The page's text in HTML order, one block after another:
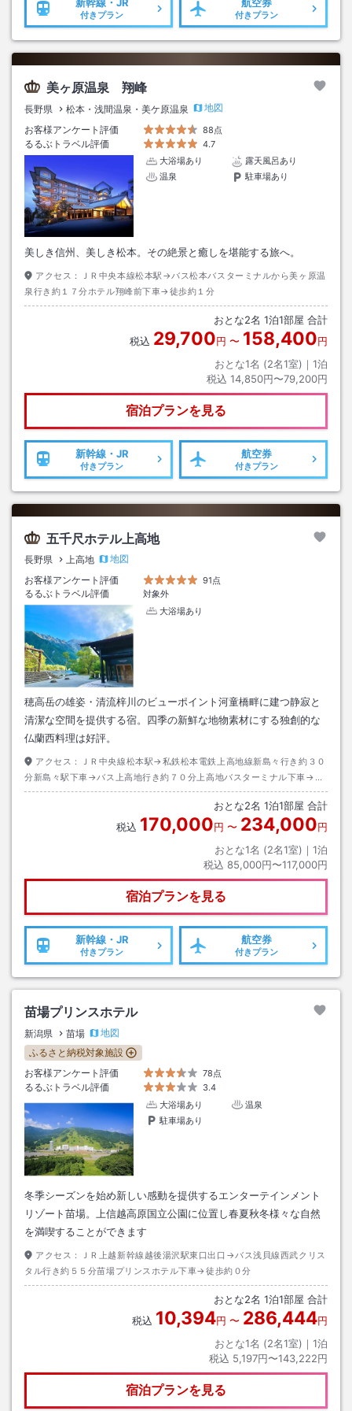
付きプラン 付きプラン
美ヶ原温泉 翔峰
長野県 松本・浅間温泉・美ケ原温泉
地図
お客様アンケート評価
88点
るるぶトラベル評価
4.7
大浴場あり
露天風呂あり
温泉
駐車場あり
美しき信州、美しき松本。その絶景と癒しを堪能する旅へ。
アクセス：
ＪＲ中央本線松本駅→バス松本バスターミナルから美ヶ原温
泉行き約１７分ホテル翔峰前下車→徒歩約１分
おとな2名 1泊1部屋 合計
税込 29,700円 〜 158,400円
おとな1名 (2名1室)｜ 1泊
税込 14,850円〜79,200円
宿泊プランを見る
新幹線・JR
付きプラン
航空券
付きプラン
五千尺ホテル上高地
長野県 上高地
地図
お客様アンケート評価
91点
るるぶトラベル評価
対象外
大浴場あり
穂高岳の雄姿・清流梓川のビューポイント河童橋畔に建つ静寂と
清潔な空間を提供する宿。四季の新鮮な地物素材にする独創的な
仏蘭西料理は好評。
アクセス：
ＪＲ中央線松本駅→私鉄松本電鉄上高地線新島々行き約３０
分新島々駅下車→バス上高地行き約７０分上高地バスターミナル下車→徒
歩約５分
おとな2名 1泊1部屋 合計
税込 170,000円 〜 234,000円
おとな1名 (2名1室)｜ 1泊
税込 85,000円〜117,000円
宿泊プランを見る
新幹線・JR
付きプラン
航空券
付きプラン
苗場プリンスホテル
新潟県 苗場
地図
ふるさと納税対象施設
お客様アンケート評価
78点
るるぶトラベル評価
3.4
大浴場あり
温泉
駐車場あり
冬季シーズンを始め新しい感動を提供するエンターテインメント
リゾート苗場。上信越高原国立公園に位置し春夏秋冬様々な自然
を満喫することができます
アクセス：
ＪＲ上越新幹線越後湯沢駅東口出口→バス浅貝線西武クリス
タル行き約５５分苗場プリンスホテル下車→徒歩約０分
おとな2名 1泊1部屋 合計
税込 10,394円 〜 286,444円
おとな1名 (2名1室)｜ 1泊
税込 5,197円〜143,222円
宿泊プランを見る